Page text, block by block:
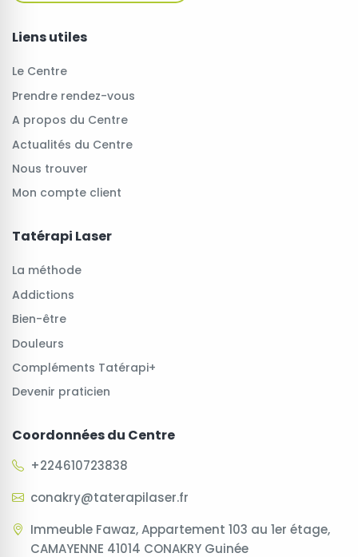
Liens utiles
Le Centre
Prendre rendez-vous
A propos du Centre
Actualités du Centre
Nous trouver
Mon compte client
Tatérapi Laser
La méthode
Addictions
Bien-être
Douleurs
Compléments Tatérapi+
Devenir praticien
Coordonnées du Centre
+224610723838
conakry@taterapilaser.fr
Immeuble Fawaz, Appartement 103 au 1er étage,
CAMAYENNE 41014 CONAKRY Guinée